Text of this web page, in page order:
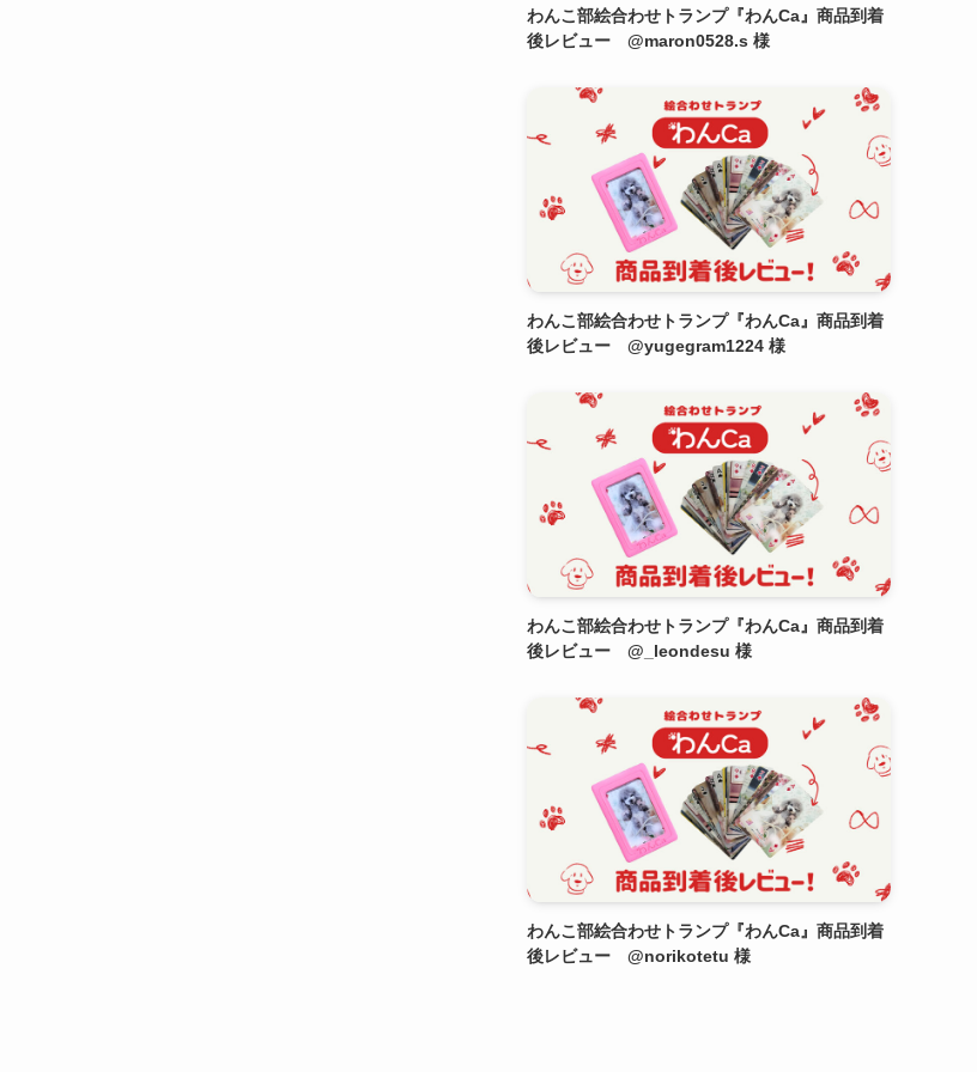
わんこ部絵合わせトランプ『わんCa』商品到着
後レビュー @maron0528.s 様
わんこ部絵合わせトランプ『わんCa』商品到着
後レビュー @yugegram1224 様
わんこ部絵合わせトランプ『わんCa』商品到着
後レビュー @_leondesu 様
わんこ部絵合わせトランプ『わんCa』商品到着
後レビュー @norikotetu 様